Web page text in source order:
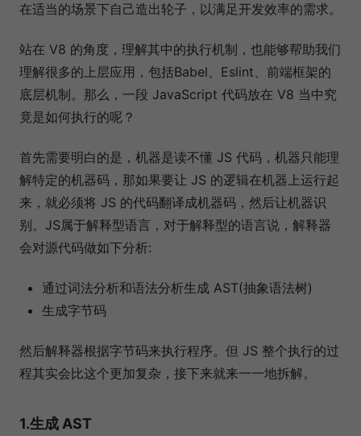
在适当的场景下自己造出轮子，以满足开发效率的需求。
站在 V8 的角度，理解其中的执行机制，也能够帮助我们
理解很多的上层应用，包括Babel、Eslint、前端框架的
底层机制。那么，一段 JavaScript 代码放在 V8 当中究
竟是如何执行的呢？
首先需要明白的是，机器是读不懂 JS 代码，机器只能理
解特定的机器码，那如果要让 JS 的逻辑在机器上运行起
来，就必须将 JS 的代码翻译成机器码，然后让机器识
别。JS属于解释型语言，对于解释型的语言说，解释器
会对源代码做如下分析:
通过词法分析和语法分析生成 AST(抽象语法树)
生成字节码
然后解释器根据字节码来执行程序。但 JS 整个执行的过
程其实会比这个更加复杂，接下来就来一一地拆解。
1.生成 AST